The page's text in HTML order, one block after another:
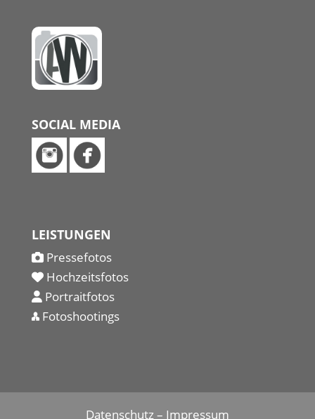
SOCIAL MEDIA
LEISTUNGEN
Pressefotos
Hochzeitsfotos
Portraitfotos
Fotoshootings
Datenschutz– Impressum